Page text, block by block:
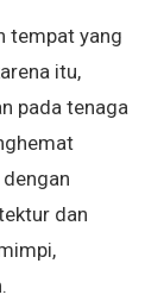
tempat yang
itu,
pada tenaga
dan